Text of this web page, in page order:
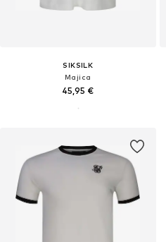
SIKSILK
Majica
45,95 €